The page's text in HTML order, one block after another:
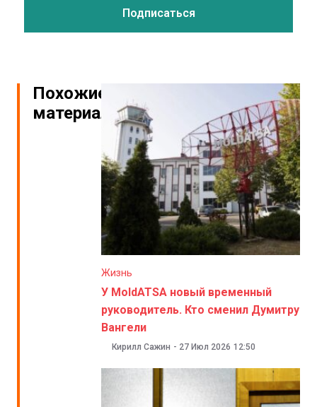
Похожие
материалы
Жизнь
У MoldATSA новый временный
руководитель. Кто сменил Думитру
Вангели
Кирилл Сажин - 27 Июл 2026 12:50